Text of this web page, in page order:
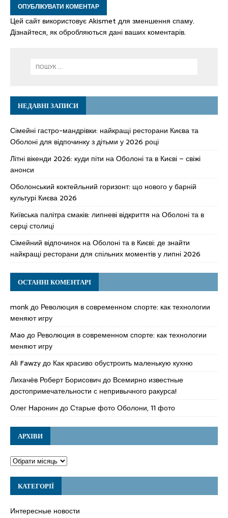
Цей сайт використовує Akismet для зменшення спаму.
Дізнайтеся, як обробляються дані ваших коментарів.
НЕДАВНІ ЗАПИСИ
Сімейні гастро-мандрівки: найкращі ресторани Києва та
Оболоні для відпочинку з дітьми у 2026 році
Літні вікенди 2026: куди піти на Оболоні та в Києві – свіжі
анонси
Оболонський коктейльний горизонт: що нового у барній
культурі Києва 2026
Київська палітра смаків: липневі відкриття на Оболоні та в
серці столиці
Сімейний відпочинок на Оболоні та в Києві: де знайти
найкращі ресторани для спільних моментів у липні 2026
ОСТАННІ КОМЕНТАРІ
monkдо Революция в современном спорте: как технологии
меняют игру
Mao до Революция в современном спорте: как технологии
меняют игру
Ali Fawzyдо Как красиво обустроить маленькую кухню
Лихачёв Роберт Борисовичдо Всемирно известные
достопримечательности с непривычного ракурса!
Олег Наронин доСтарые фото Оболони, 11 фото
АРХІВИ
КАТЕГОРІЇ
Интересные новости